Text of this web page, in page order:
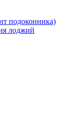
подоконника)
лоджий